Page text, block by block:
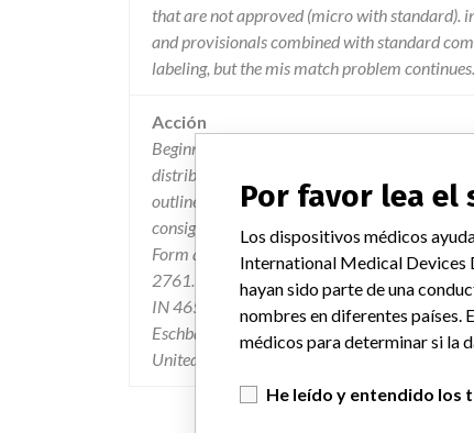
that are not approved (micro with standard).
and provisionals combined with standard
labeling, but the mis match problem
Acción
Beginning June 7, 2013 all distributors will
distributors, hospital risk managers with
outlined the products recalled; the reason for
consignees to locate, quarantine and count
Form acknowledging that recall directions
2761. Affected product is to be returned to
IN 46580 or internation return at Zimmer
Eschbach Germany. " Communications
United States communications.
Por favor lea el
Los dispositivos médicos
International Medical Devices
hayan sido parte de una
nombres en diferentes países.
médicos para determinar si la
He leído y entendido los